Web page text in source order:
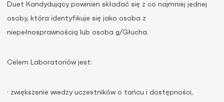
Duet Kandydujący powinien składać się z co najmniej jednej
osoby, która identyfikuje się jako osoba z
niepełnosprawnością lub osoba g/Głucha.
Celem Laboratoriów jest:
· zwiększenie wiedzy uczestników o tańcu i dostępności,